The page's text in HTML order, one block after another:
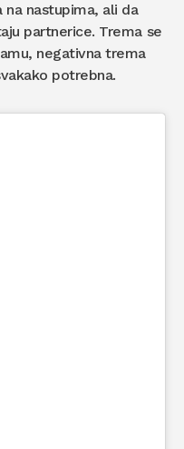
nastupima, ali da
partnerice. Trema se
negativna trema
potrebna.